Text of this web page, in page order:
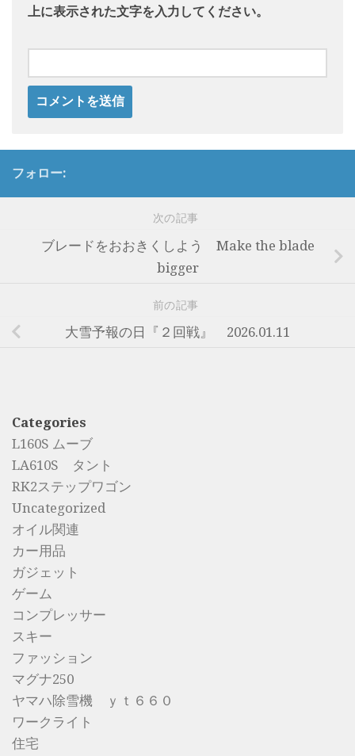
上に表示された文字を入力してください。
フォロー:
次の記事
ブレードをおおきくしよう Make the blade
bigger
前の記事
大雪予報の日『２回戦』 2026.01.11
Categories
L160S ムーブ
LA610S タント
RK2ステップワゴン
Uncategorized
オイル関連
カー用品
ガジェット
ゲーム
コンプレッサー
スキー
ファッション
マグナ250
ヤマハ除雪機 ｙｔ６６０
ワークライト
住宅